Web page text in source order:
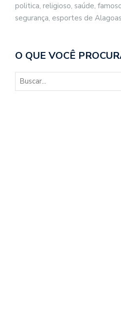
politica, religioso, saúde,
segurança, esportes de
O QUE VOCÊ